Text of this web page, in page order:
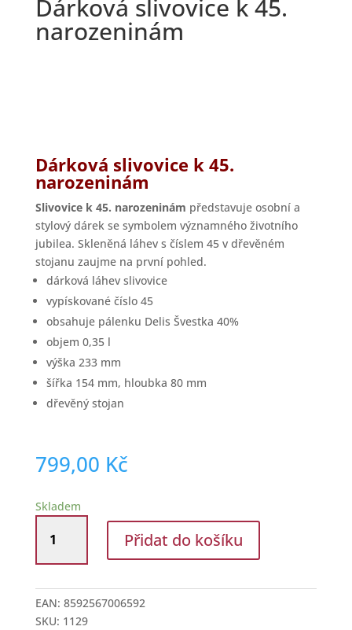
Dárková slivovice k 45.
narozeninám
Dárková slivovice k 45.
narozeninám
Slivovice k 45. narozeninám představuje osobní a
stylový dárek se symbolem významného životního
jubilea. Skleněná láhev s číslem 45 v dřevěném
stojanu zaujme na první pohled.
dárková láhev slivovice
vypískované číslo 45
obsahuje pálenku Delis Švestka 40%
objem 0,35 l
výška 233 mm
šířka 154 mm, hloubka 80 mm
dřevěný stojan
799,00 Kč
Skladem
slivovice
k
narozeninám
množství
Přidat do košíku
EAN: 8592567006592
SKU: 1129